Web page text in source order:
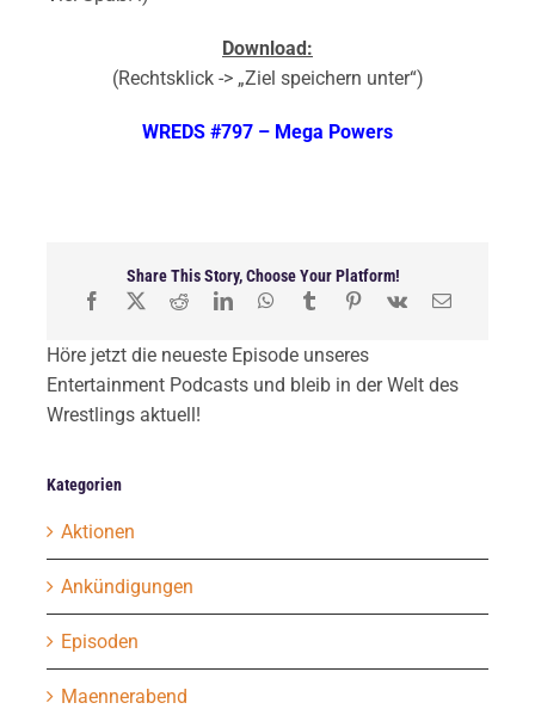
Download:
(Rechtsklick -> „Ziel speichern unter“)
WREDS #797 – Mega Powers
Share This Story, Choose Your Platform!
Höre jetzt die neueste Episode unseres
Entertainment Podcasts und bleib in der Welt des
Wrestlings aktuell!
Kategorien
Aktionen
Ankündigungen
Episoden
Maennerabend